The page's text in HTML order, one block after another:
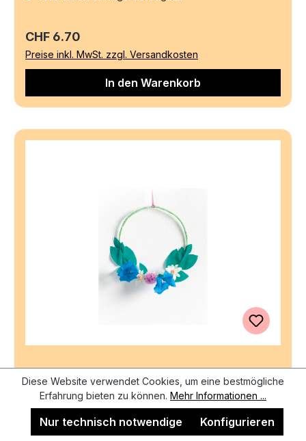
Regulärer Preis:
CHF 6.70
Preise inkl. MwSt. zzgl. Versandkosten
In den Warenkorb
FOLIA Krepppapier 50x200 cm 82392 Trend, 10
Farben 10 Rollen
Ab 29.07.2026 wieder lieferbar
Diese Website verwendet Cookies, um eine bestmögliche
Erfahrung bieten zu können. Mehr Informationen ...
Nur technisch notwendige Konfigurieren